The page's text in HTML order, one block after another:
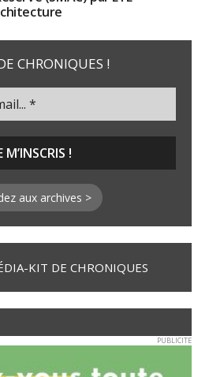
CHRONIQUES !
aux archives >
KIT DE CHRONIQUES
PUBLICITE